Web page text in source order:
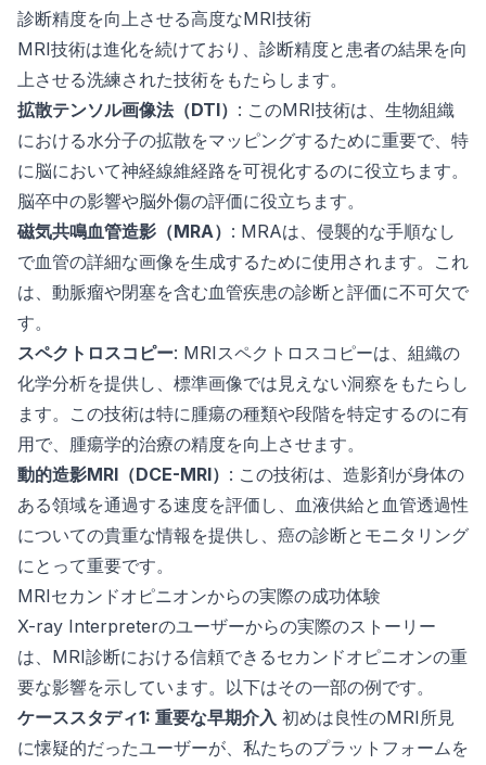
診断精度を向上させる高度なMRI技術
MRI技術は進化を続けており、診断精度と患者の結果を向
上させる洗練された技術をもたらします。
拡散テンソル画像法（DTI） : このMRI技術は、生物組織
における水分子の拡散をマッピングするために重要で、特
に脳において神経線維経路を可視化するのに役立ちます。
脳卒中の影響や脳外傷の評価に役立ちます。
磁気共鳴血管造影（MRA） : MRAは、侵襲的な手順なし
で血管の詳細な画像を生成するために使用されます。これ
は、動脈瘤や閉塞を含む血管疾患の診断と評価に不可欠で
す。
スペクトロスコピー: MRIスペクトロスコピーは、組織の
化学分析を提供し、標準画像では見えない洞察をもたらし
ます。この技術は特に腫瘍の種類や段階を特定するのに有
用で、腫瘍学的治療の精度を向上させます。
動的造影MRI（DCE-MRI） : この技術は、造影剤が身体の
ある領域を通過する速度を評価し、血液供給と血管透過性
についての貴重な情報を提供し、癌の診断とモニタリング
にとって重要です。
MRIセカンドオピニオンからの実際の成功体験
X-ray Interpreterのユーザーからの実際のストーリー
は、MRI診断における信頼できるセカンドオピニオンの重
要な影響を示しています。以下はその一部の例です。
ケーススタディ1: 重要な早期介入 初めは良性のMRI所見
に懐疑的だったユーザーが、私たちのプラットフォームを